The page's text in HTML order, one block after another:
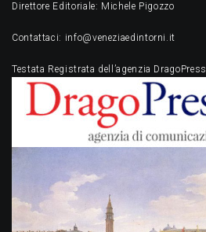
Direttore Editoriale: Michele Pigozzo
Contattaci: info@veneziaedintorni.it
Testata Registrata dell’agenzia DragoPress